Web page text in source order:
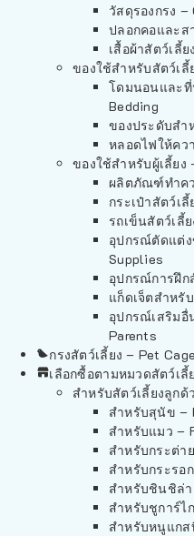
วัสดุรองกรง
ปลอกคอและส
เสื้อผ้าสัตว์เลี้
ของใช้สำหรับสัตว์เลี้
โดมนอนและที่
Bedding
ของประดับสำ
หลอดไฟให้คว
ของใช้สำหรับผู้เลี้ยง
ผลิตภัณฑ์ทำค
กระเป๋าสัตว์เ
รถเข็นสัตว์เลี้
อุปกรณ์ตัดแต่ง
Supplies
อุปกรณ์การฝึก
แก็ดเจ็ตสำหรั
อุปกรณ์เสริมอื่
Parents
กรงสัตว์เลี้ยง – Pet
เลือกซื้อตามหมวดสัตว์เลี้
สำหรับสัตว์เลี้ยงลูกด้
สำหรับสุนัข –
สำหรับแมว –
สำหรับกระต่า
สำหรับกระรอ
สำหรับชินชิล่
สำหรับชูการ์ไ
สำหรับหนูแกส